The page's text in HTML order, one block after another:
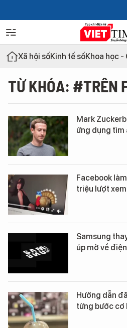
Xã hội sốKinh tế sốKhoa học -
TỪ KHÓA: #TRÊN
Mark
ứng dụng tìm
Facebook
triệu lượt xem
Samsung
úp mở về
Hướng dẫn
từng bước cơ